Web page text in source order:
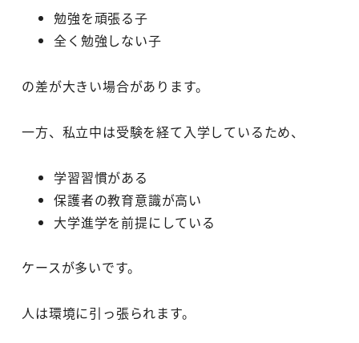
勉強を頑張る子
全く勉強しない子
の差が大きい場合があります。
一方、私立中は受験を経て入学しているため、
学習習慣がある
保護者の教育意識が高い
大学進学を前提にしている
ケースが多いです。
人は環境に引っ張られます。